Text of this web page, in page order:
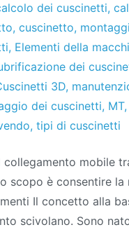
dei cuscinetti,
, cuscinetto,
, Elementi della
dei
3D,
dei cuscinetti, MT,
, tipi di cuscinetti
mobile
scopo è consentire
Il concetto alla
scivolano. Sono